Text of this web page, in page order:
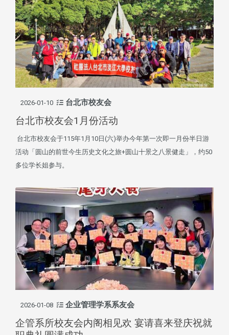
2026-01-10 台北市校友会
台北市校友会1月份活动
台北市校友会于115年1月10日(六)举办今年第一次即一月份半日游
活动「圆山的前世今生历史文化之旅+圆山十景之八景健走」，约50
多位学长姐参与。
2026-01-08 企业管理学系系友会
企管系所校友会内阁相见欢 宴请喜来登庆祝就